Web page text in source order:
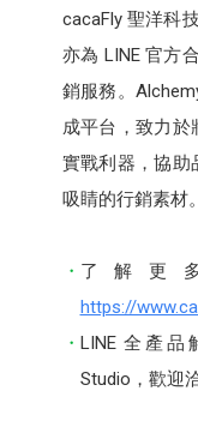
cacaFly 聖洋科
亦為 LINE 官方
銷服務。
成平台，致力於
實戰利器，協助
吸睛的行銷素材
了解更
https://
LINE 全產品
Studio，歡迎